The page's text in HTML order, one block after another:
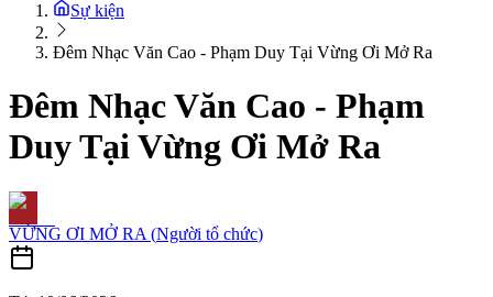
Sự kiện
Đêm Nhạc Văn Cao - Phạm Duy Tại Vừng Ơi Mở Ra
Đêm Nhạc Văn Cao - Phạm
Duy Tại Vừng Ơi Mở Ra
VỪNG ƠI MỞ RA (Người tổ chức)